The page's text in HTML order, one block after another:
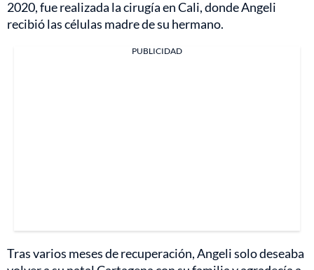
2020, fue realizada la cirugía en Cali, donde Angeli
recibió las células madre de su hermano.
PUBLICIDAD
Tras varios meses de recuperación, Angeli solo deseaba